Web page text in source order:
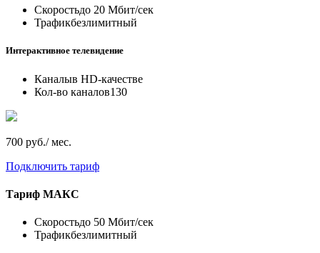
Скоростьдо 20 Мбит/сек
Трафикбезлимитный
Интерактивное телевидение
Каналыв HD-качестве
Кол-во каналов130
700 руб./ мес.
Подключить тариф
Тариф МАКС
Скоростьдо 50 Мбит/сек
Трафикбезлимитный